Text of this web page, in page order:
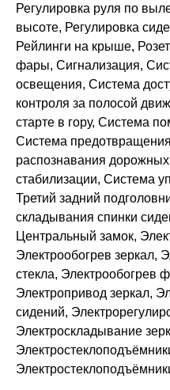
Регулировка руля по
высоте, Регулировка
Рейлинги на крыше,
фары, Сигнализация,
освещения, Система
контроля за полосой
старте в гору, Система
Система
распознавания
стабилизации, Система
Третий задний
складывания спинки
Центральный замок,
Электрообогрев зеркал,
стекла, Электрообогрев
Электропривод зеркал,
сидений,
Электроскладывание